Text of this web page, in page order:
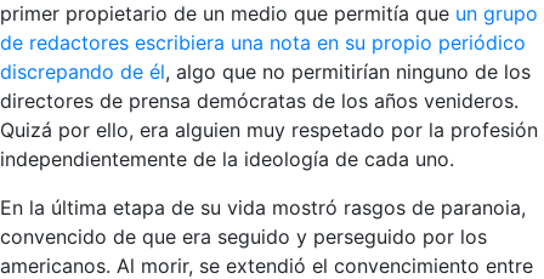
primer propietario de un medio que permitía que un grupo
de redactores escribiera una nota en su propio periódico
discrepando de él, algo que no permitirían ninguno de los
directores de prensa demócratas de los años venideros.
Quizá por ello, era alguien muy respetado por la profesión
independientemente de la ideología de cada uno.
En la última etapa de su vida mostró rasgos de paranoia,
convencido de que era seguido y perseguido por los
americanos. Al morir, se extendió el convencimiento entre